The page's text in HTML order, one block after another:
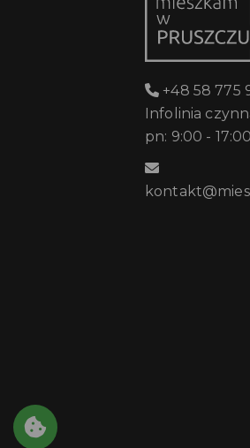
+48 58 775
Infolinia
pn: 9:00 -